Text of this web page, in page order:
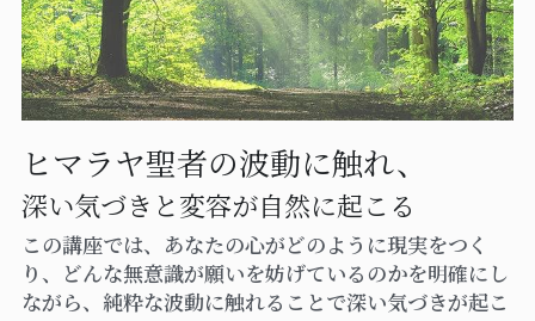
ヒマラヤ聖者の波動に触れ、
深い気づきと変容が自然に起こる
この講座では、あなたの心がどのように現実をつく
り、どんな無意識が願いを妨げているのかを明確にし
ながら、純粋な波動に触れることで深い気づきが起こ